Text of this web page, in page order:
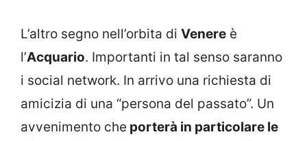
L’altro segno nell’orbita di Venere è
l’Acquario. Importanti in tal senso saranno
i social network. In arrivo una richiesta di
amicizia di una “persona del passato”. Un
avvenimento che porterà in particolare le